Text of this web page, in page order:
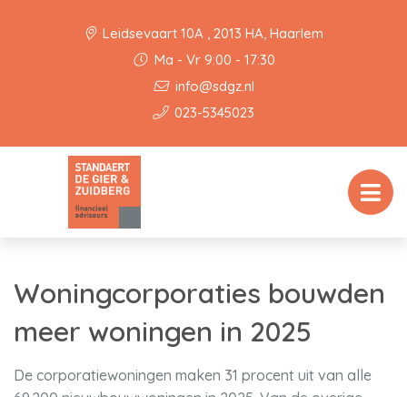
Leidsevaart 10A , 2013 HA, Haarlem
Ma - Vr 9:00 - 17:30
info@sdgz.nl
023-5345023
Woningcorporaties bouwden
meer woningen in 2025
De corporatiewoningen maken 31 procent uit van alle